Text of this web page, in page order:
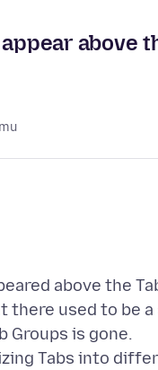
above
above the
there used to be
Groups is gone.
Tabs into